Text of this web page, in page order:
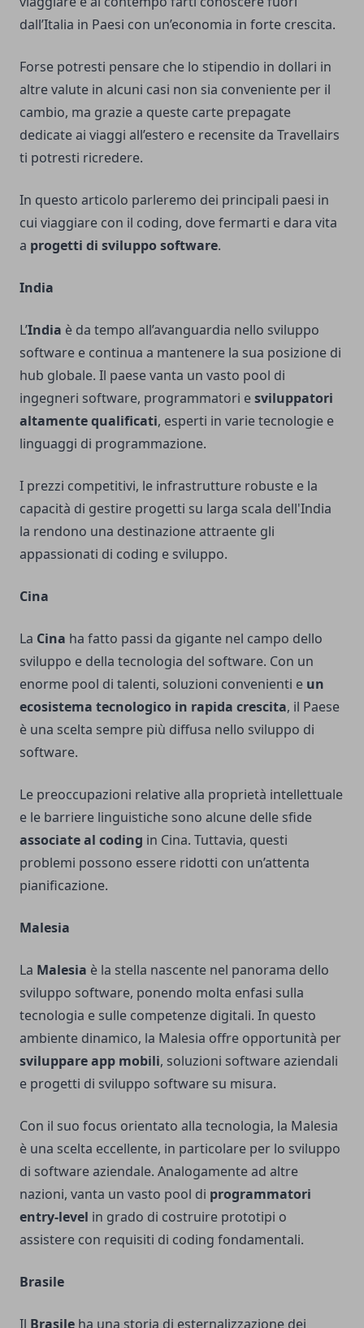
dall’Italia in Paesi con un’economia in forte crescita.
Forse potresti pensare che lo stipendio in dollari in
altre valute in alcuni casi non sia conveniente per il
cambio, ma grazie a queste carte prepagate
dedicate ai viaggi all’estero e recensite da Travellairs
ti potresti ricredere.
In questo articolo parleremo dei principali paesi in
cui viaggiare con il coding, dove fermarti e dara vita
a progetti di sviluppo software.
India
L’India è da tempo all’avanguardia nello sviluppo
software e continua a mantenere la sua posizione di
hub globale. Il paese vanta un vasto pool di
ingegneri software, programmatori esviluppatori
altamente qualificati, esperti in varie tecnologie e
linguaggi di programmazione.
I prezzi competitivi, le infrastrutture robuste e la
capacità di gestire progetti su larga scala dell'India
la rendono una destinazione attraente gli
appassionati di coding e sviluppo.
Cina
La Cina ha fatto passi da gigante nel campo dello
sviluppo e della tecnologia del software. Con un
enorme pool di talenti, soluzioni convenienti e un
ecosistema tecnologico in rapida crescita, il Paese
è una scelta sempre più diffusa nello sviluppo di
software.
Le preoccupazioni relative alla proprietà intellettuale
e le barriere linguistiche sono alcune delle sfide
associate al coding in Cina. Tuttavia, questi
problemi possono essere ridotti con un’attenta
pianificazione.
Malesia
La Malesia è la stella nascente nel panorama dello
sviluppo software, ponendo molta enfasi sulla
tecnologia e sulle competenze digitali. In questo
ambiente dinamico, la Malesia offre opportunità per
sviluppareapp mobili, soluzioni software aziendali
e progetti di sviluppo software su misura.
Con il suo focus orientato alla tecnologia, la Malesia
è una scelta eccellente, in particolare per lo sviluppo
di software aziendale. Analogamente ad altre
nazioni, vanta un vasto pool di programmatori
entry-level in grado di costruire prototipi o
assistere con requisiti di coding fondamentali.
Brasile
Il Brasile ha una storia di esternalizzazione dei